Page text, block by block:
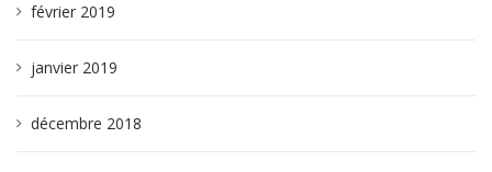
février 2019
janvier 2019
décembre 2018